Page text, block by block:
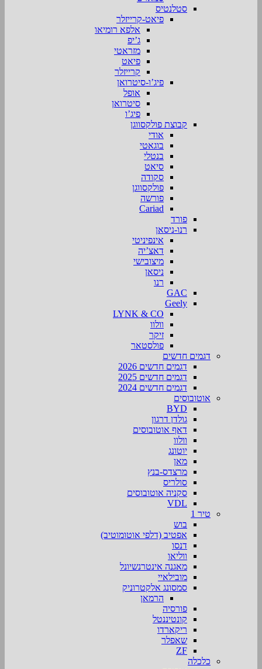
סטלנטיס
פיאט-קרייזלר
אלפא רומיאו
ג’יפ
מזראטי
פיאט
קרייזלר
פיג’ו-סיטרואן
אופל
סיטרואן
פיג’ו
קבוצת פולקסווגן
אודי
בוגאטי
בנטלי
סיאט
סקודה
פולקסווגן
פורשה
Cariad
פורד
רנו-ניסאן
אינפיניטי
דאצ’יה
מיצובישי
ניסאן
רנו
GAC
Geely
LYNK & CO
וולוו
זיקר
פולסטאר
דגמים חדשים
דגמים חדשים 2026
דגמים חדשים 2025
דגמים חדשים 2024
אוטובוסים
BYD
גולדן דרגון
דאף אוטובוסים
וולוו
יוטונג
מאן
מרצדס-בנץ
סולריס
סקניה אוטובוסים
VDL
טיר 1
בוש
אפטיב (דלפי אוטומוטיב)
דנסו
ווליאו
מאגנה אינטרנשיונל
מובילאיי
סמסונג אלקטרוניק
הרמאן
פורסיה
קונטיננטל
ריקארדו
שאפלר
ZF
כלכלה